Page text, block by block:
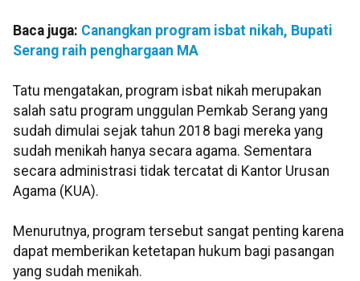
Baca juga: Canangkan program isbat nikah, Bupati
Serang raih penghargaan MA
Tatu mengatakan, program isbat nikah merupakan
salah satu program unggulan Pemkab Serang yang
sudah dimulai sejak tahun 2018 bagi mereka yang
sudah menikah hanya secara agama. Sementara
secara administrasi tidak tercatat di Kantor Urusan
Agama (KUA).
Menurutnya, program tersebut sangat penting karena
dapat memberikan ketetapan hukum bagi pasangan
yang sudah menikah.